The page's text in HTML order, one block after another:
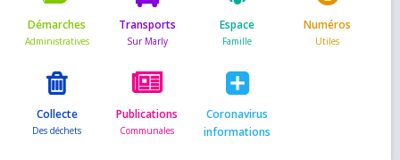
Démarches Transports Espace Numéros
Collecte Publications
Coronavirus
informations